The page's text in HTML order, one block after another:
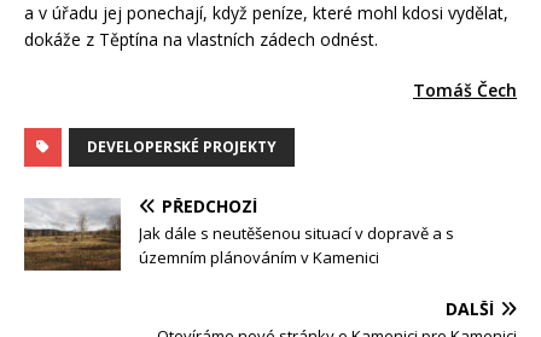
a v úřadu jej ponechají, když peníze, které mohl kdosi vydělat,
dokáže z Těptína na vlastních zádech odnést.
Tomáš Čech
DEVELOPERSKÉ PROJEKTY
PŘEDCHOZÍ
Jak dále s neutěšenou situací v dopravě a s
územním plánováním v Kamenici
DALŠÍ